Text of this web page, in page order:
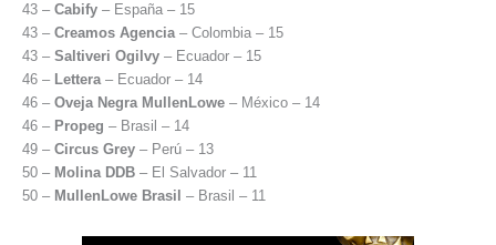
43 – Cabify – España – 15
43 – Creamos Agencia– Colombia – 15
43 – Saltiveri Ogilvy – Ecuador – 15
46 – Lettera– Ecuador – 14
46 – Oveja Negra MullenLowe – México – 14
46 – Propeg – Brasil – 14
49 – Circus Grey – Perú – 13
50 – Molina DDB – El Salvador – 11
50 – MullenLowe Brasil – Brasil – 11